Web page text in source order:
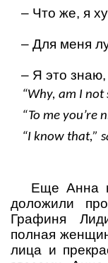
– Что же, я
– Для меня
– Я это знаю,
“Why, am I not
“To me you’re
“I know that,”
Еще Анна
доложили
Графиня
полная
лица и